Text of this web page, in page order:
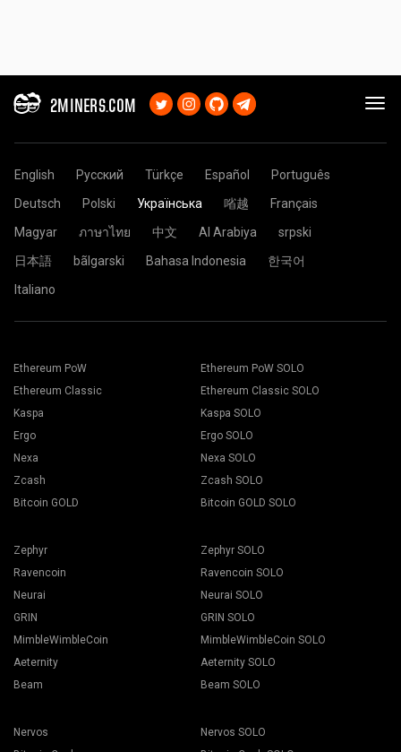
2MINERS.COM
English Русский Türkçe Español
Português
Deutsch
Polski Українська 㗂越
Français
Magyar
ภาษาไทย 中文 Al Arabiya
srpski
日本語
bãlgarski Bahasa Indonesia
한국어
Italiano
Ethereum PoW
Ethereum Classic
Kaspa
Ergo
Nexa
Zcash
Bitcoin GOLD
Ethereum PoW SOLO
Ethereum Classic SOLO
Kaspa SOLO
Ergo SOLO
Nexa SOLO
Zcash SOLO
Bitcoin GOLD SOLO
Zephyr
Ravencoin
Neurai
GRIN
MimbleWimbleCoin
Aeternity
Beam
Zephyr SOLO
Ravencoin SOLO
Neurai SOLO
GRIN SOLO
MimbleWimbleCoin SOLO
Aeternity SOLO
Beam SOLO
Nervos
Nervos SOLO